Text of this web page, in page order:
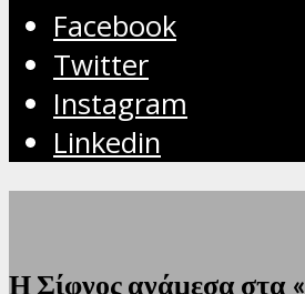
Facebook
Twitter
Instagram
Linkedin
Η Σίφνος ανάμεσα στα